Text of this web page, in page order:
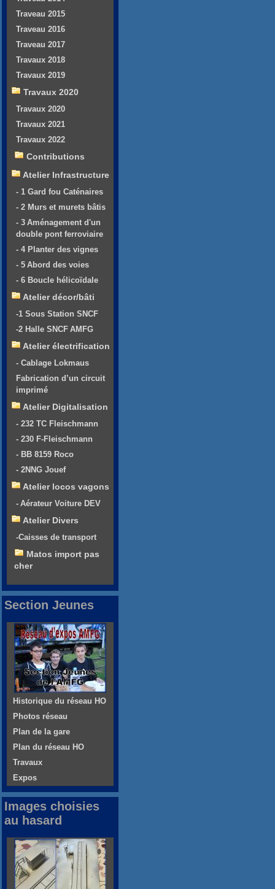
Traveau 2015
Traveau 2016
Traveau 2017
Travaux 2018
Travaux 2019
Travaux 2020
Travaux 2020
Travaux 2021
Travaux 2022
Contributions
Atelier Infrastructure
- 1 Gard fou Caténaires
- 2 Murs et murets bâtis
- 3 Aménagement d'un
double pont ferroviaire
- 4 Planter des vignes
- 5 Abord des voies
- 6 Boucle hélicoïdale
Atelier décor/bâti
-1 Sous Station SNCF
-2 Halle SNCF AMFG
Atelier électrification
- Cablage Lokmaus
Fabrication d’un circuit
imprimé
Atelier Digitalisation
- 232 TC Fleischmann
- 230 F-Fleischmann
- BB 8159 Roco
- 2NNG Jouef
Atelier locos vagons
- Aérateur Voiture DEV
Atelier Divers
-Caisses de transport
Matos import pas
cher
Section Jeunes
Historique du réseau HO
Photos réseau
Plan de la gare
Plan du réseau HO
Travaux
Expos
Images choisies
au hasard